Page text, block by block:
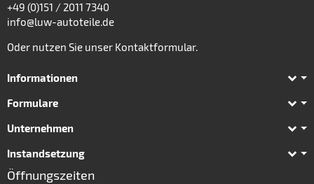
+49 (0)151 / 2011 7340
info@luw-autoteile.de
Oder nutzen Sie unser Kontaktformular.
Informationen
Formulare
Unternehmen
Instandsetzung
Öffnungszeiten